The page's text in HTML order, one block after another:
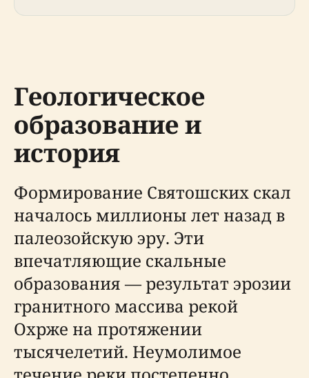
Геологическое
образование и
история
Формирование Святошских скал
началось миллионы лет назад в
палеозойскую эру. Эти
впечатляющие скальные
образования — результат эрозии
гранитного массива рекой
Охрже на протяжении
тысячелетий. Неумолимое